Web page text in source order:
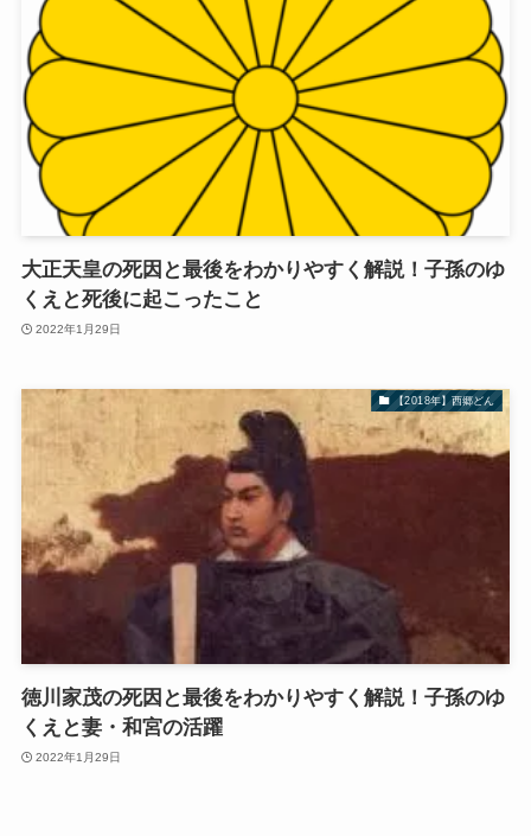
大正天皇の死因と最後をわかりやすく解説！子孫のゆ
くえと死後に起こったこと
2022年1月29日
【2018年】西郷どん
徳川家茂の死因と最後をわかりやすく解説！子孫のゆ
くえと妻・和宮の活躍
2022年1月29日